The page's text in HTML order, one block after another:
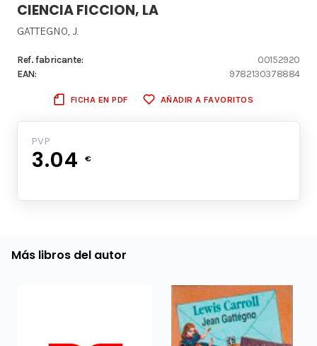
CIENCIA FICCION, LA
GATTEGNO, J.
Ref. fabricante:
00152920
EAN:
9782130378884
FICHA EN PDF AÑADIR A FAVORITOS
PVP
3.04 €
Más libros del autor